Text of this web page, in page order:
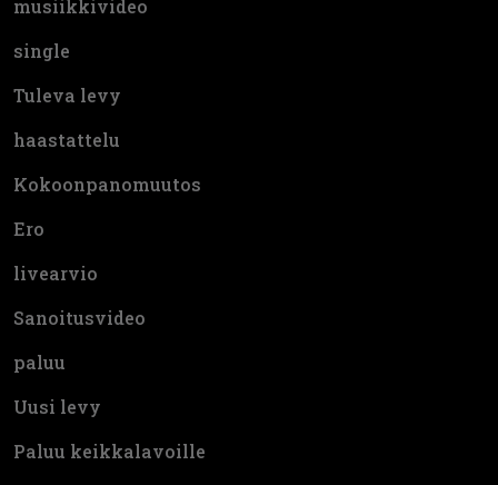
musiikkivideo
single
Tuleva levy
haastattelu
Kokoonpanomuutos
Ero
livearvio
Sanoitusvideo
paluu
Uusi levy
Paluu keikkalavoille